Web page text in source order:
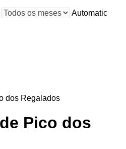
Automatic
dos Regalados
Pico dos